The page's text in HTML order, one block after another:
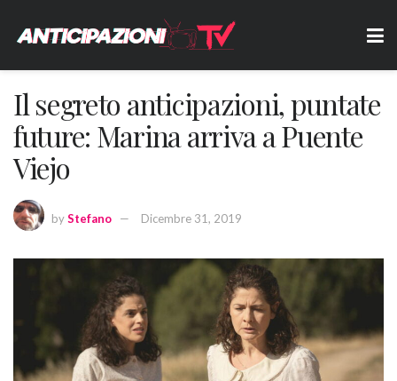
Il segreto anticipazioni, puntate
future: Marina arriva a Puente
Viejo
byStefano Dicembre 31, 2019